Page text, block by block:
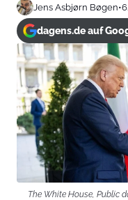
Jens Asbjørn Bøgen•
dagens.de auf
The White House, Public